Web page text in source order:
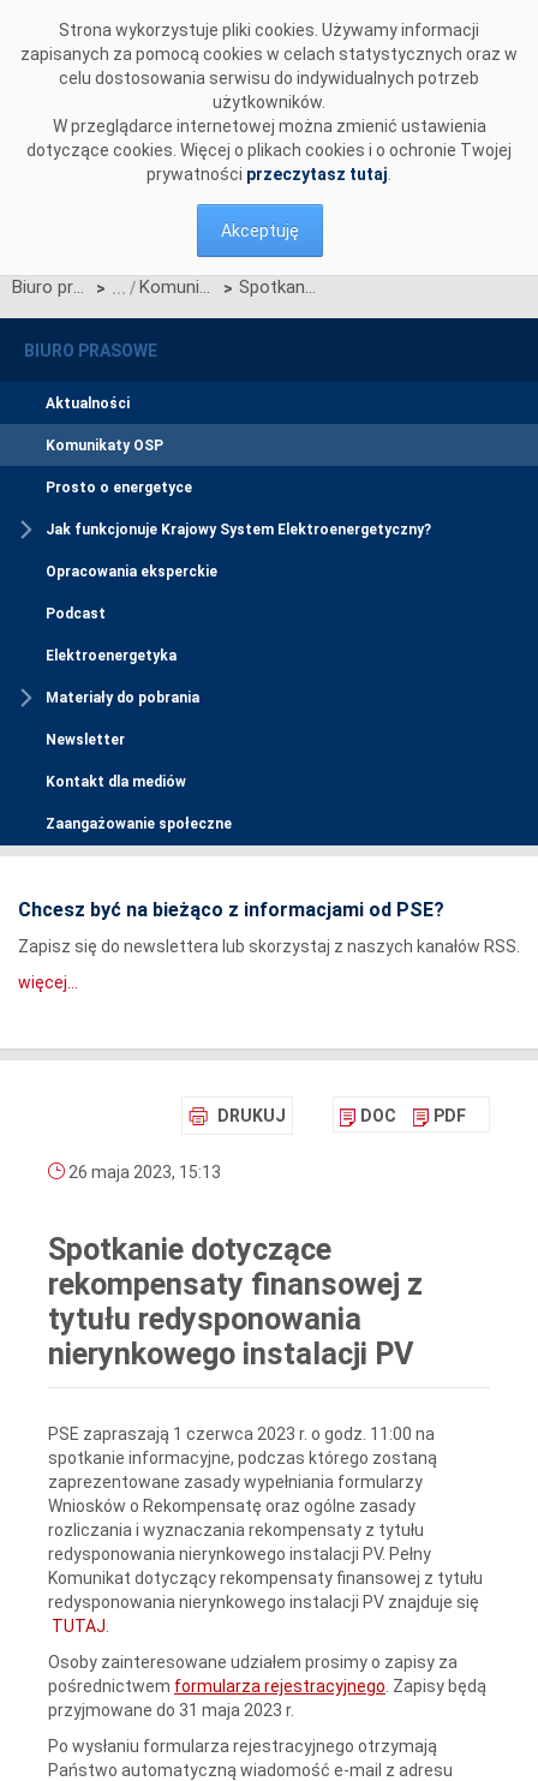
Strona wykorzystuje pliki cookies. Używamy informacji
zapisanych za pomocą cookies w celach statystycznych oraz w
celu dostosowania serwisu do indywidualnych potrzeb
użytkowników.
W przeglądarce internetowej można zmienić ustawienia
dotyczące cookies. Więcej o plikach cookies i o ochronie Twojej
prywatności przeczytasz tutaj
Akceptuję
Biuro prasowe > Komunikaty OSP > Spotkanie dotyczące rekompensaty finansowej z tytułu redysponowania nierynkowego instalacji PV
BIURO PRASOWE
Aktualności
Komunikaty OSP
Prosto o energetyce
Jak funkcjonuje Krajowy System Elektroenergetyczny?
Opracowania eksperckie
Podcast
Elektroenergetyka
Materiały do pobrania
Newsletter
Kontakt dla mediów
Zaangażowanie społeczne
Chcesz być na bieżąco z informacjami od PSE?
Zapisz się do newslettera lub skorzystaj z naszych kanałów RSS.
więcej...
DRUKUJ DOC PDF
26 maja 2023, 15:13
Spotkanie dotyczące
rekompensaty finansowej z
tytułu redysponowania
nierynkowego instalacji PV
PSE zapraszają 1 czerwca 2023 r. o godz. 11:00 na
spotkanie informacyjne, podczas którego zostaną
zaprezentowane zasady wypełniania formularzy
Wniosków o Rekompensatę oraz ogólne zasady
rozliczania i wyznaczania rekompensaty z tytułu
redysponowania nierynkowego instalacji PV. Pełny
Komunikat dotyczący rekompensaty finansowej z tytułu
redysponowania nierynkowego instalacji PV znajduje się
TUTAJ
Osoby zainteresowane udziałem prosimy o zapisy za
pośrednictwem formularza rejestracyjnego . Zapisy będą
przyjmowane do 31 maja 2023 r.
Po wysłaniu formularza rejestracyjnego otrzymają
Państwo automatyczną wiadomość e-mail z adresu